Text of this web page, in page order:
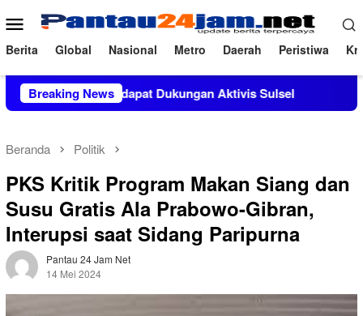
ke
konten
Menu
Mobile
Berita Global Nasional Metro Daerah Peristiwa
Breaking News
M.Si Mendapat Dukungan Aktivis Sulsel Kapolres
Beranda Politik
PKS Kritik Program Makan Siang dan
Susu Gratis Ala Prabowo-Gibran,
Interupsi saat Sidang Paripurna
Pantau 24 Jam Net
14 Mei 2024